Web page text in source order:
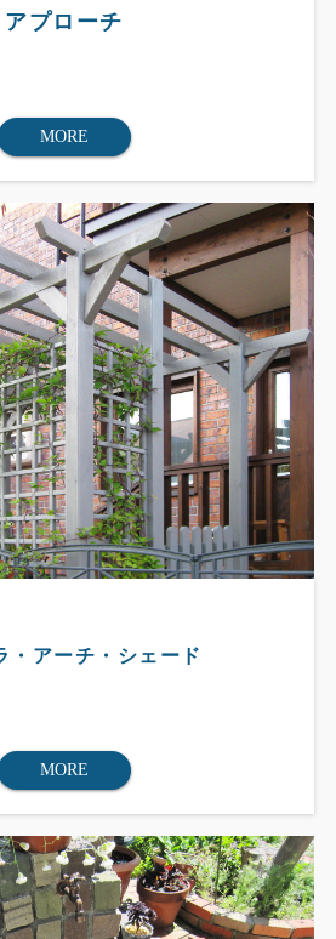
アプローチ
MORE
・アーチ・シェード
MORE